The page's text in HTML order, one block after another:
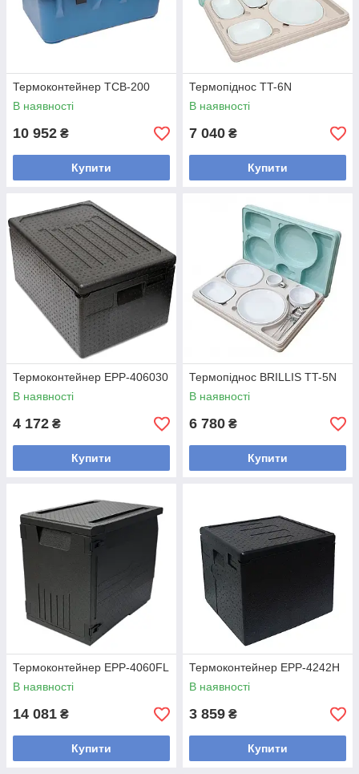
Термоконтейнер TCB-200
В наявності
10 952 ₴
Купити
Термопіднос TT-6N
В наявності
7 040 ₴
Купити
Термоконтейнер EPP-406030
В наявності
4 172 ₴
Купити
Термопіднос BRILLIS TT-5N
В наявності
6 780 ₴
Купити
Термоконтейнер EPP-4060FL
В наявності
14 081 ₴
Купити
Термоконтейнер EPP-4242H
В наявності
3 859 ₴
Купити